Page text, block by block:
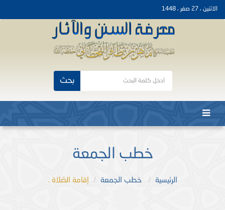
الاثنين ، 27 صفر ، 1448
بحث
خطب الجمعة
الرئيسية خطب الجمعة إقامة الصّلاة .